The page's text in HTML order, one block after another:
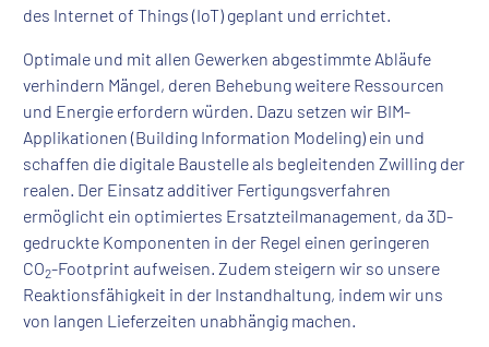
des Internet of Things (IoT) geplant und errichtet.
Optimale und mit allen Gewerken abgestimmte Abläufe
verhindern Mängel, deren Behebung weitere Ressourcen
und Energie erfordern würden. Dazu setzen wir BIM-
Applikationen (Building Information Modeling) ein und
schaffen die digitale Baustelle als begleitenden Zwilling der
realen. Der Einsatz additiver Fertigungsverfahren
ermöglicht ein optimiertes Ersatzteilmanagement, da 3D-
gedruckte Komponenten in der Regel einen geringeren
CO2-Footprint aufweisen. Zudem steigern wir so unsere
Reaktionsfähigkeit in der Instandhaltung, indem wir uns
von langen Lieferzeiten unabhängig machen.